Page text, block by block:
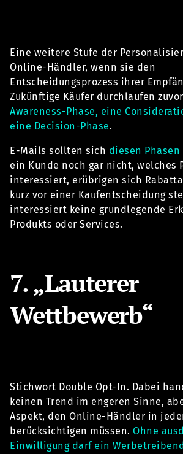
Eine weitere Stufe der
Online-Händler, wenn sie den
Entscheidungsprozess ihrer
Zukünftige Käufer durchlaufen
Awareness-Phase, eine
eine Decision-Phase.
E-Mails sollten sich diesen Phasen
ein Kunde noch gar nicht, welches
interessiert, erübrigen sich
kurz vor einer Kaufentscheidung
interessiert keine grundlegende
Produkts oder Services.
7. „Lauterer
Wettbewerb“
Stichwort Double Opt-In. Dabei
keinen Trend im engeren Sinne,
Aspekt, den Online-Händler in
berücksichtigen müssen. Ohne
Einwilligung darf ein